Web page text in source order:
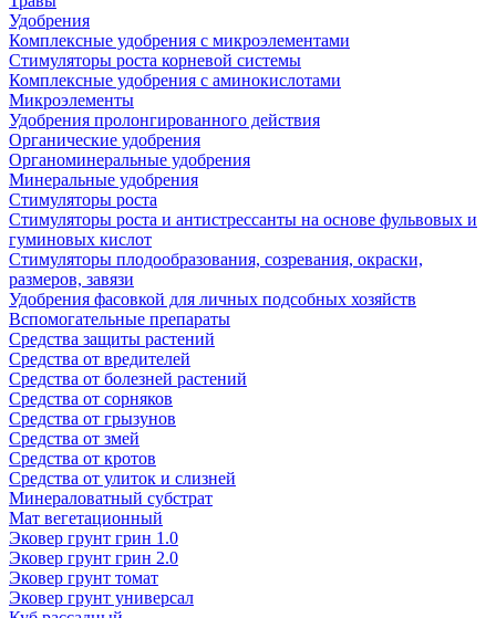
Удобрения
Комплексные удобрения с микроэлементами
Стимуляторы роста корневой системы
Комплексные удобрения с аминокислотами
Микроэлементы
Удобрения пролонгированного действия
Органические удобрения
Органоминеральные удобрения
Минеральные удобрения
Стимуляторы роста
Стимуляторы роста и антистрессанты на основе фульвовых и
гуминовых кислот
Стимуляторы плодообразования, созревания, окраски,
размеров, завязи
Удобрения фасовкой для личных подсобных хозяйств
Вспомогательные препараты
Средства защиты растений
Средства от вредителей
Средства от болезней растений
Средства от сорняков
Средства от грызунов
Средства от змей
Средства от кротов
Средства от улиток и слизней
Минераловатный субстрат
Мат вегетационный
Эковер грунт грин 1.0
Эковер грунт грин 2.0
Эковер грунт томат
Эковер грунт универсал